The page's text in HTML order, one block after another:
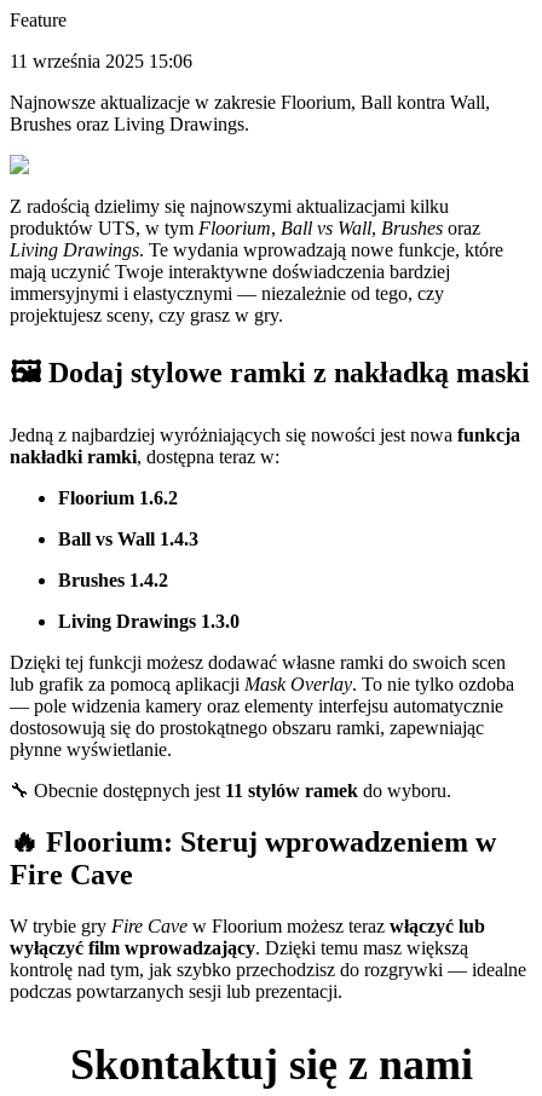
Feature
11 września 2025 15:06
Najnowsze aktualizacje w zakresie Floorium, Ball kontra Wall,
Brushes oraz Living Drawings.
Z radością dzielimy się najnowszymi aktualizacjami kilku
produktów UTS, w tym Floorium, Ball vs Wall, Brushes oraz
Living Drawings. Te wydania wprowadzają nowe funkcje, które
mają uczynić Twoje interaktywne doświadczenia bardziej
immersyjnymi i elastycznymi — niezależnie od tego, czy
projektujesz sceny, czy grasz w gry.
🖼 Dodaj stylowe ramki z nakładką maski
Jedną z najbardziej wyróżniających się nowości jest nowa funkcja
nakładki ramki, dostępna teraz w:
Floorium 1.6.2
Ball vs Wall 1.4.3
Brushes 1.4.2
Living Drawings 1.3.0
Dzięki tej funkcji możesz dodawać własne ramki do swoich scen
lub grafik za pomocą aplikacji Mask Overlay. To nie tylko ozdoba
— pole widzenia kamery oraz elementy interfejsu automatycznie
dostosowują się do prostokątnego obszaru ramki, zapewniając
płynne wyświetlanie.
🔧 Obecnie dostępnych jest 11 stylów ramek do wyboru.
🔥 Floorium: Steruj wprowadzeniem w
Fire Cave
W trybie gry Fire Cave w Floorium możesz teraz włączyć lub
wyłączyć film wprowadzający. Dzięki temu masz większą
kontrolę nad tym, jak szybko przechodzisz do rozgrywki — idealne
podczas powtarzanych sesji lub prezentacji.
Skontaktuj się z nami